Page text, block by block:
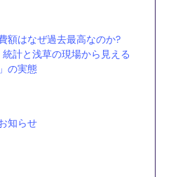
額はなぜ過去最高なのか?
統計と浅草の現場から見える
の実態
知らせ